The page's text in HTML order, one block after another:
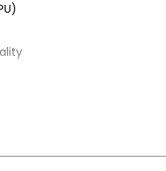
loop
(ADC)